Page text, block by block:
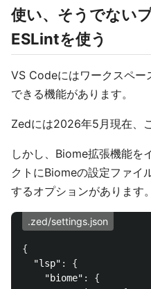
使い、そうでない
ESLintを使う
VS Codeにはワークスペー
できる機能があります。
Zedには2026年5月現在、
しかし、Biome拡張機能を
クトにBiomeの設定ファイ
するオプションがあります。
.zed/settings.json
{
"lsp" :
{
"biome" :
{